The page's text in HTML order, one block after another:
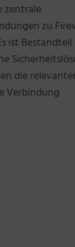
zentrale
zu
ist Bestandteil
die
Verbindung